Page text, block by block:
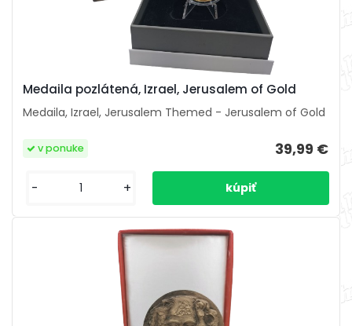
Medaila pozlátená, Izrael, Jerusalem of Gold
Medaila, Izrael, Jerusalem Themed - Jerusalem of Gold
39,99 €
v ponuke
- +